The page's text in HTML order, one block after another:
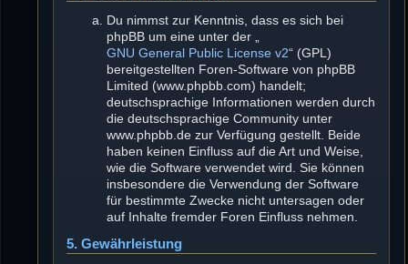
Du nimmst zur Kenntnis, dass es sich bei
phpBB um eine unter der „
GNU General Public License v2“ (GPL)
bereitgestellten Foren-Software von phpBB
Limited (www.phpbb.com) handelt;
deutschsprachige Informationen werden durch
die deutschsprachige Community unter
www.phpbb.de zur Verfügung gestellt. Beide
haben keinen Einfluss auf die Art und Weise,
wie die Software verwendet wird. Sie können
insbesondere die Verwendung der Software
für bestimmte Zwecke nicht untersagen oder
auf Inhalte fremder Foren Einfluss nehmen.
5. Gewährleistung